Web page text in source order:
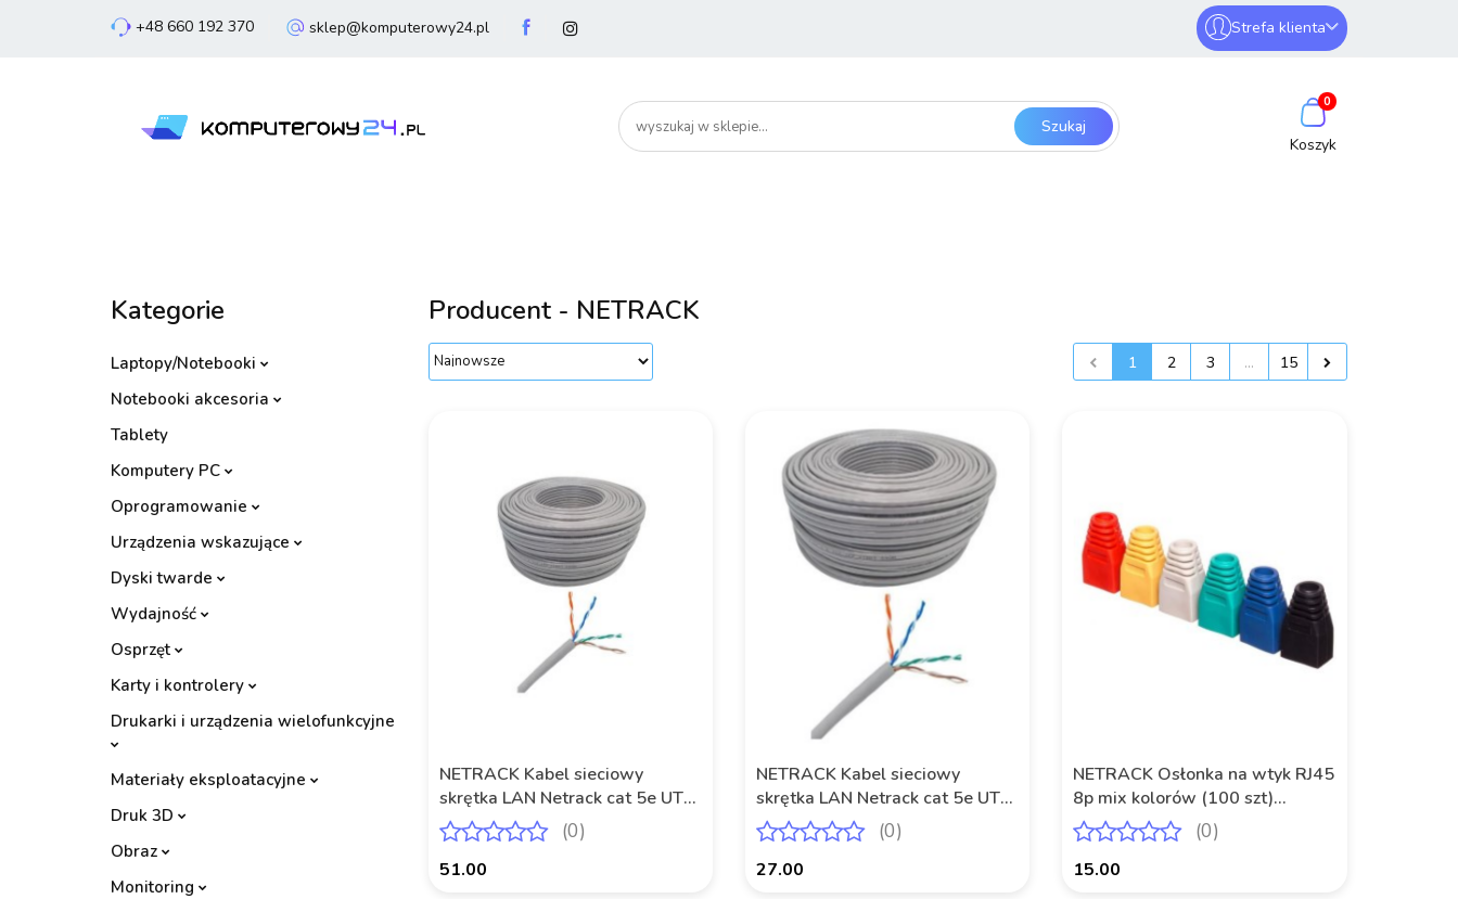
sklep@komputerowy24.pl
+48 660 192 370 Strefa klienta
Zaloguj się
Zarejestruj się
Dodaj zgłoszenie
0
Laptopy Komputery
Smartfony Bezpieczeństwo
Kategorie
Laptopy/Notebooki
Notebooki akcesoria
Tablety
Komputery PC
Oprogramowanie
Urządzenia wskazujące
Dyski twarde
Wydajność
Osprzęt
Karty i kontrolery
Drukarki i urządzenia wielofunkcyjne
Materiały eksploatacyjne
Druk 3D
Obraz
Monitoring
Producent - NETRACK
1 2 3 ... 15
NETRACK Kabel sieciowy
skrętka LAN Netrack cat 5e UTP,
szary, 100m , CCA
(0)
51.00
NETRACK Kabel sieciowy
skrętka LAN Netrack cat 5e UTP,
szary, 50m , CCA(0)
27.00
NETRACK Osłonka na wtyk RJ45
8p mix kolorów (100 szt)
Netrack
(0)
15.00